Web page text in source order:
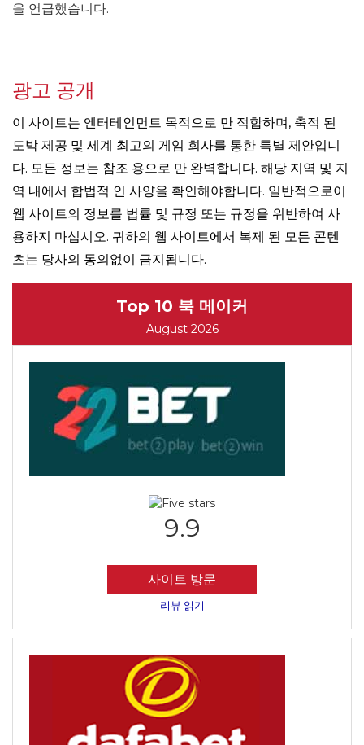
을 언급했습니다.
광고 공개
이 사이트는 엔터테인먼트 목적으로 만 적합하며, 축적 된
도박 제공 및 세계 최고의 게임 회사를 통한 특별 제안입니
다. 모든 정보는 참조 용으로 만 완벽합니다. 해당 지역 및 지
역 내에서 합법적 인 사양을 확인해야합니다. 일반적으로이
웹 사이트의 정보를 법률 및 규정 또는 규정을 위반하여 사
용하지 마십시오. 귀하의 웹 사이트에서 복제 된 모든 콘텐
츠는 당사의 동의없이 금지됩니다.
Top 10 북 메이커
August 2026
9.9
사이트 방문
리뷰 읽기